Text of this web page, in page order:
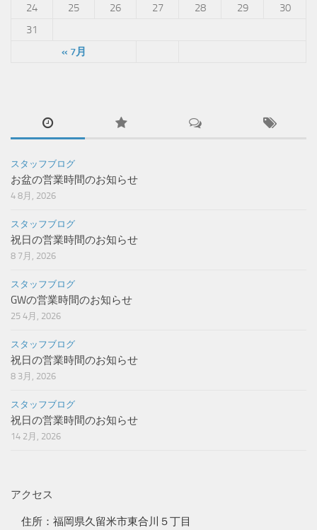
« 7月
24
25 26 27 28 29
30
31
スタッフブログ
お盆の営業時間のお知らせ
4 8月, 2026
スタッフブログ
祝日の営業時間のお知らせ
8 7月, 2026
スタッフブログ
GWの営業時間のお知らせ
25 4月, 2026
スタッフブログ
祝日の営業時間のお知らせ
8 3月, 2026
スタッフブログ
祝日の営業時間のお知らせ
14 2月, 2026
アクセス
住所：福岡県久留米市東合川５丁目